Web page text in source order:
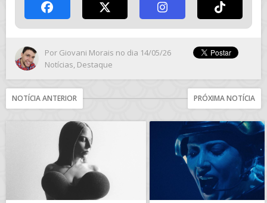
Por Giovani Morais no dia 14/05/26
Notícias Destaque
NOTÍCIA ANTERIOR PRÓXIMA NOTÍCIA